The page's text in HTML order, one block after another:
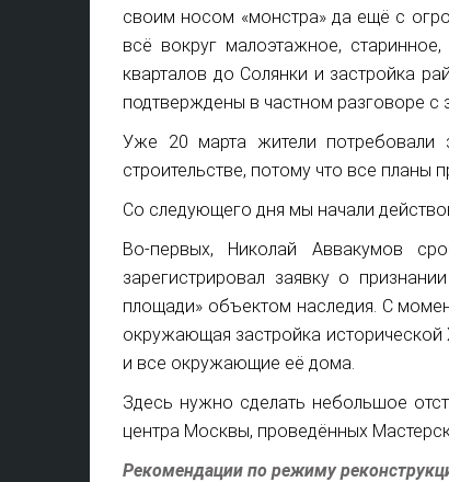
своим носом «монстра» да ещё с
всё вокруг малоэтажное,
кварталов до Солянки и застройка
подтверждены в частном разговоре с
Уже 20 марта жители потребовали
строительстве, потому что все планы
Со следующего дня мы начали
Во-первых, Николай Аввакумов
зарегистрировал заявку о
площади» объектом наследия. С
окружающая застройка
и все окружающие её дома.
Здесь нужно сделать небольшое
центра Москвы, проведённых
Рекомендации по режиму